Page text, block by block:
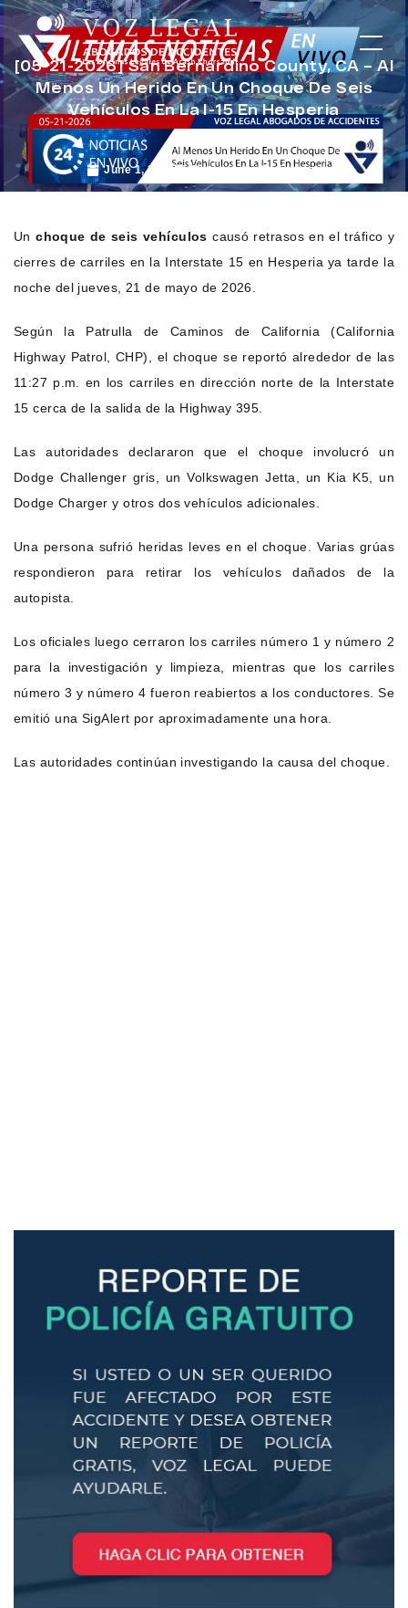
[05-21-2026] San Bernardino County, CA – Al
Menos Un Herido En Un Choque De Seis
Vehículos En La I-15 En Hesperia
June 1, 2026 Noticias de Accidentes
Unchoque de seis vehículos causó retrasos en el tráfico y
cierres de carriles en la Interstate 15 en Hesperia ya tarde la
noche del jueves, 21 de mayo de 2026.
Según la Patrulla de Caminos de California (California
Highway Patrol, CHP), el choque se reportó alrededor de las
11:27 p.m. en los carriles en dirección norte de la Interstate
15 cerca de la salida de la Highway 395.
Las autoridades declararon que el choque involucró un
Dodge Challenger gris, un Volkswagen Jetta, un Kia K5, un
Dodge Charger y otros dos vehículos adicionales.
Una persona sufrió heridas leves en el choque. Varias grúas
respondieron para retirar los vehículos dañados de la
autopista.
Los oficiales luego cerraron los carriles número 1 y número 2
para la investigación y limpieza, mientras que los carriles
número 3 y número 4 fueron reabiertos a los conductores. Se
emitió una SigAlert por aproximadamente una hora.
Las autoridades continúan investigando la causa del choque.